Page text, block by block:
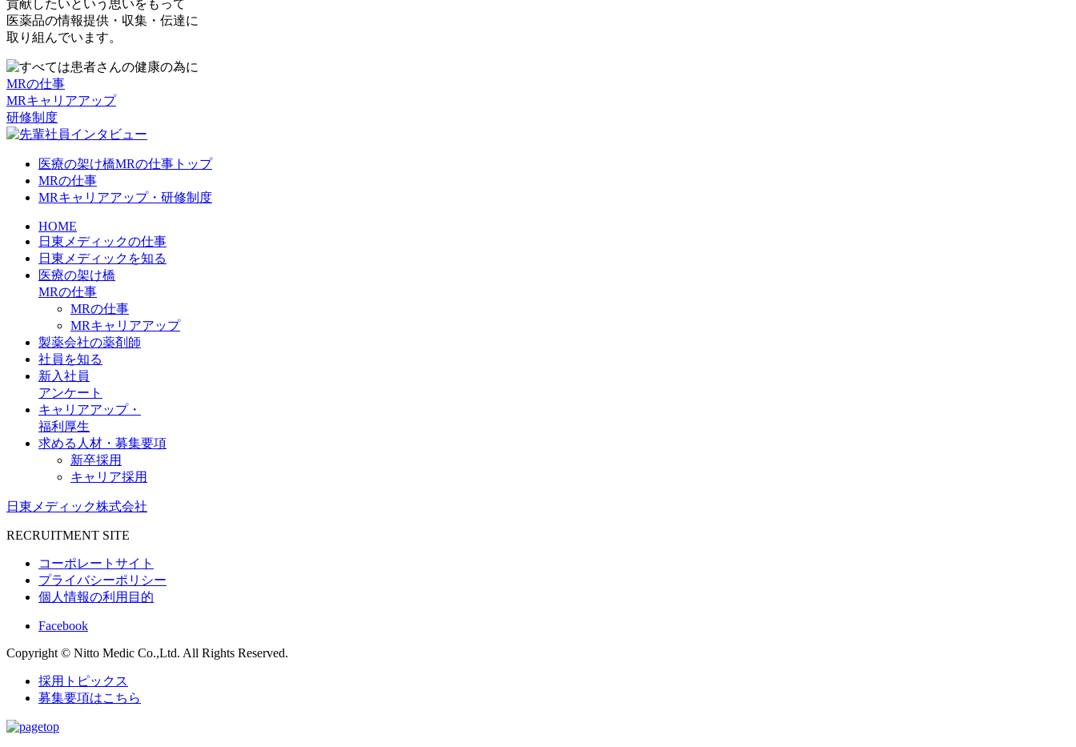
貢献したいという思いをもって
医薬品の情報提供・収集・伝達に
取り組んでいます。
MRの仕事
MRキャリアアップ
研修制度
医療の架け橋MRの仕事トップ
MRの仕事
MRキャリアアップ・研修制度
HOME
日東メディックの仕事
日東メディックを知る
医療の架け橋
MRの仕事
MRの仕事
MRキャリアアップ
製薬会社の薬剤師
社員を知る
新入社員
アンケート
キャリアアップ・
福利厚生
求める人材・募集要項
新卒採用
キャリア採用
日東メディック株式会社
RECRUITMENT SITE
コーポレートサイト
プライバシーポリシー
個人情報の利用目的
Facebook
Copyright © Nitto Medic Co.,Ltd. All Rights Reserved.
採用トピックス
募集要項はこちら